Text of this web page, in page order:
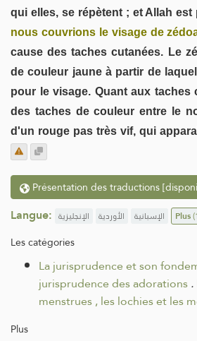
qui elles, se répètent ; et Allah
nous couvrions le visage de
cause des taches cutanées. Le
de couleur jaune à partir de
pour le visage. Quant aux taches
des taches de couleur entre le
d'un rouge pas très vif, qui
Présentation des traductions
Langue: الإنجليزية الأوردية الإسبانية Plus
Les catégories
La jurisprudence et son
jurisprudence des adorations.
menstrues , les lochies et les
Plus